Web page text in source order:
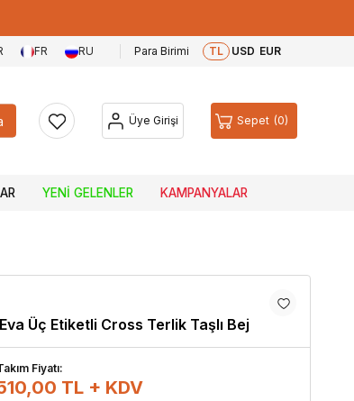
FR RU Para Birimi TL USD EUR
Üye Girişi Sepet 0
YENI GELENLER KAMPANYALAR
Üç Etiketli Cross Terlik Taşlı Bej
Fiyatı:
TL + KDV